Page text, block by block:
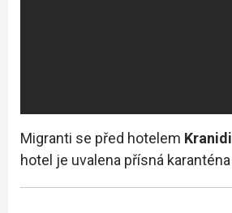
Migranti se před hotelem Kranidi
hotel je uvalena přísná karanténa